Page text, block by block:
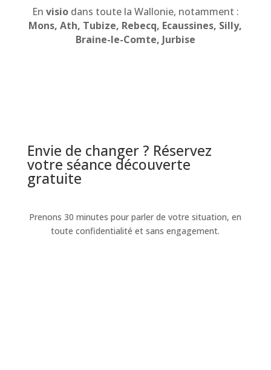
En visiodans toute la Wallonie, notamment :
Mons, Ath, Tubize, Rebecq, Ecaussines, Silly,
Braine-le-Comte, Jurbise
Envie de changer ? Réservez
votre séance découverte
gratuite
Prenons 30 minutes pour parler de votre situation, en
toute confidentialité et sans engagement.